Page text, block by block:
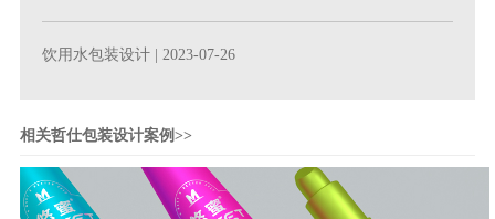
饮用水包装设计 | 2023-07-26
相关哲仕包装设计案例>>